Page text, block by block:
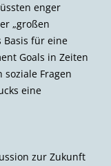
enger
„großen
Basis für eine
Goals in Zeiten
Fragen
eine
zur Zukunft